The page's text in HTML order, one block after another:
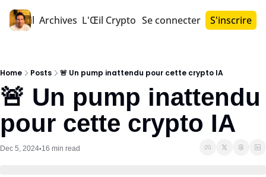
Accueil Archives L'Œil Crypto PRO™Se connecter S'inscrire
Home Posts 🚨 Un pump inattendu pour cette crypto IA
🚨 Un pump inattendu
pour cette crypto IA
Dec 5, 2024•16 min read